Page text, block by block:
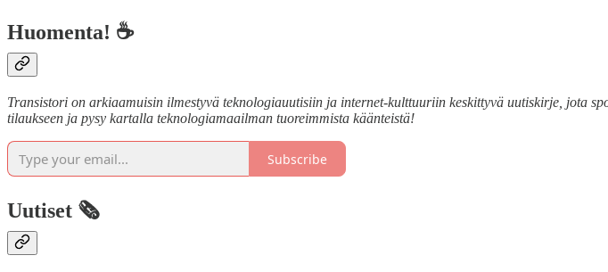
Huomenta! ☕
Transistori on arkiaamuisin ilmestyvä teknologiauutisiin ja internet-kulttuuriin keskittyvä uutiskirje, jota
tilaukseen ja pysy kartalla teknologiamaailman tuoreimmista käänteistä!
Subscribe
Uutiset 🗞️